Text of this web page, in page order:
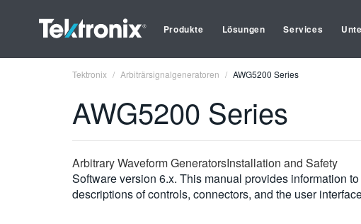
Produkte Lösungen Services
Tektronix Arbiträrsignalgeneratoren AWG5200 Series
AWG5200 Series
Arbitrary Waveform GeneratorsInstallation and Safety
Software version 6.x. This manual provides information
descriptions of controls, connectors, and the user